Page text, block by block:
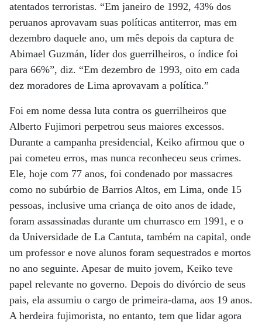
atentados terroristas. “Em janeiro de 1992, 43% dos
peruanos aprovavam suas políticas antiterror, mas em
dezembro daquele ano, um mês depois da captura de
Abimael Guzmán, líder dos guerrilheiros, o índice foi
para 66%”, diz. “Em dezembro de 1993, oito em cada
dez moradores de Lima aprovavam a política.”
Foi em nome dessa luta contra os guerrilheiros que
Alberto Fujimori perpetrou seus maiores excessos.
Durante a campanha presidencial, Keiko afirmou que o
pai cometeu erros, mas nunca reconheceu seus crimes.
Ele, hoje com 77 anos, foi condenado por massacres
como no subúrbio de Barrios Altos, em Lima, onde 15
pessoas, inclusive uma criança de oito anos de idade,
foram assassinadas durante um churrasco em 1991, e o
da Universidade de La Cantuta, também na capital, onde
um professor e nove alunos foram sequestrados e mortos
no ano seguinte. Apesar de muito jovem, Keiko teve
papel relevante no governo. Depois do divórcio de seus
pais, ela assumiu o cargo de primeira-dama, aos 19 anos.
A herdeira fujimorista, no entanto, tem que lidar agora